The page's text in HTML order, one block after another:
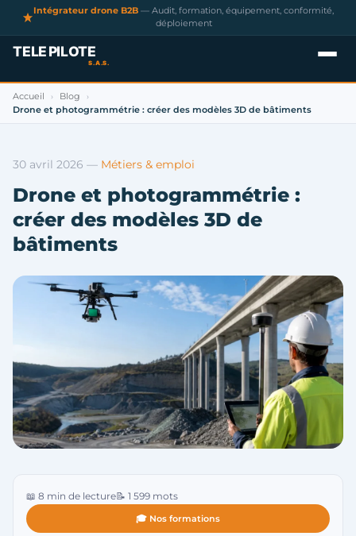
Intégrateur drone B2B — Audit, formation, équipement, conformité,
déploiement
Accueil › Blog ›
Drone et photogrammétrie : créer des modèles 3D de bâtiments
30 avril 2026 — Métiers & emploi
Drone et photogrammétrie :
créer des modèles 3D de
bâtiments
📖 8 min de lecture📝 1 599 mots
🎓 Nos formations